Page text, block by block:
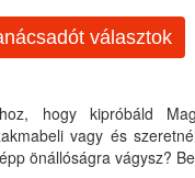
választok
hogy kipróbáld
vagy és
önállóságra vágysz?